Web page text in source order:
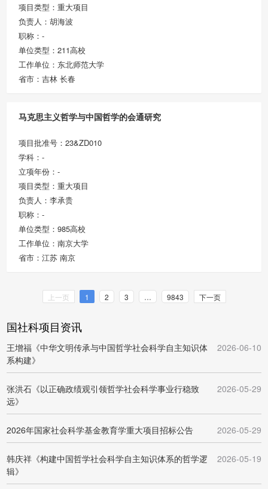
项目类型：重大项目
负责人：胡海波
职称：-
单位类型：211高校
工作单位：东北师范大学
省市：吉林 长春
马克思主义哲学与中国哲学的会通研究
项目批准号：23&ZD010
学科：-
立项年份：-
项目类型：重大项目
负责人：李承贵
职称：-
单位类型：985高校
工作单位：南京大学
省市：江苏 南京
上一页 1 2 3 … 9843 下一页
国社科项目资讯
王增福《中华文明传承与中国哲学社会科学自主知识体
系构建》
2026-06-10
张洪石《以正确政绩观引领哲学社会科学事业行稳致
远》
2026-05-29
2026年国家社会科学基金教育学重大项目招标公告 2026-05-29
韩庆祥《构建中国哲学社会科学自主知识体系的哲学逻
辑》
2026-05-19